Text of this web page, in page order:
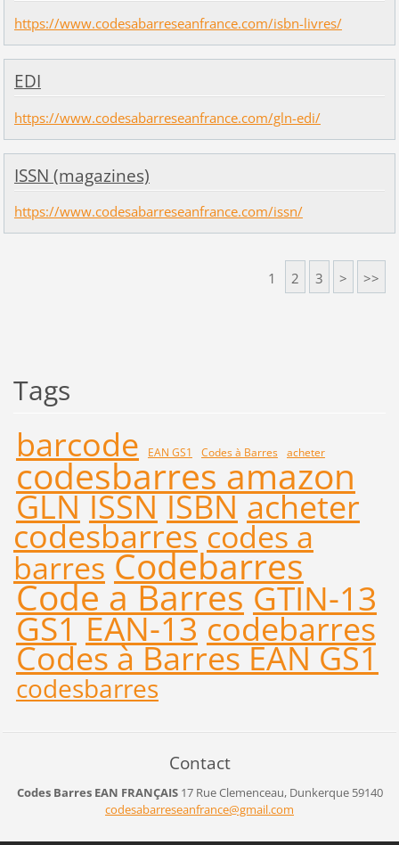
https://www.codesabarreseanfrance.com/isbn-livres/
EDI
https://www.codesabarreseanfrance.com/gln-edi/
ISSN (magazines)
https://www.codesabarreseanfrance.com/issn/
1 2 3 > >>
Tags
barcode EAN GS1 Codes à Barres acheter
codesbarres amazon
GLN ISSN ISBN acheter
codesbarres codes a
barres Codebarres
Code a BarresGTIN-13
GS1EAN-13 codebarres
Codes à Barres EAN GS1
codesbarres
Contact
Codes Barres EAN FRANÇAIS 17 Rue Clemenceau, Dunkerque59140
codesabarreseanfrance@gmail.com